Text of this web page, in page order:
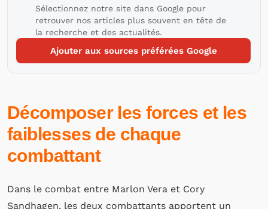
Sélectionnez notre site dans Google pour
retrouver nos articles plus souvent en tête de
la recherche et des actualités.
Ajouter aux sources préférées Google
Décomposer les forces et les
faiblesses de chaque
combattant
Dans le combat entre Marlon Vera et Cory
Sandhagen, les deux combattants apportent un